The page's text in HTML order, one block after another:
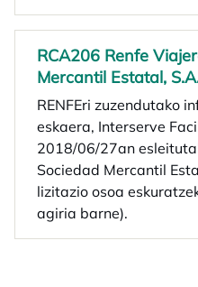
RCA206 Renfe
Mercantil Estatal,
RENFEri zuzendutako
eskaera, Interserve
2018/06/27an
Sociedad Mercantil
lizitazio osoa
agiria barne).